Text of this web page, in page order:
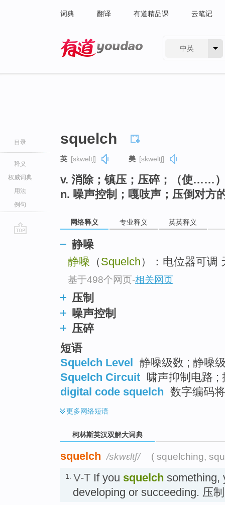
词典 翻译 有道精品课 云笔记
中英
目录
释义
权威词典
用法
例句
squelch
英 [skweltʃ] 美 [skweltʃ]
v. 消除；镇压；压碎；（使……
n. 噪声控制；嘎吱声；压倒对方
网络释义 专业释义 英英释义
静噪
静噪 （Squelch）：电位器可调
基于498个网页-相关网页
压制
噪声控制
压碎
短语
Squelch Level 静噪级数 ; 静噪
Squelch Circuit 啸声抑制电路 ;
digital code squelch 数字编码
更多网络短语
柯林斯英汉双解大词典
squelch /skwɛltʃ/ ( squelching,
1. V-T If you squelch something,
developing or succeeding. 压